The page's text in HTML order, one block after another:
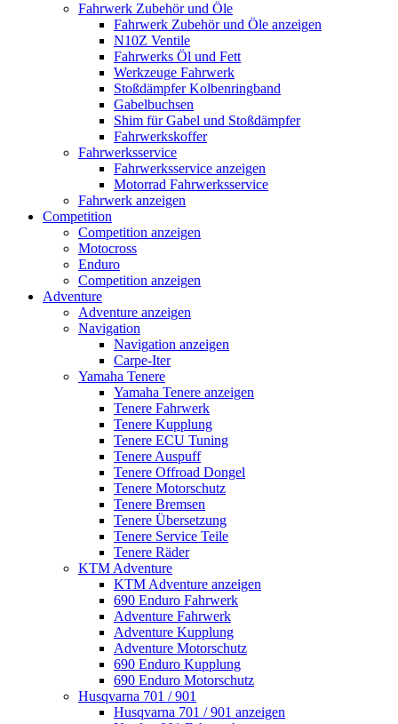
Fahrwerk Zubehör und Öle
Fahrwerk Zubehör und Öle anzeigen
N10Z Ventile
Fahrwerks Öl und Fett
Werkzeuge Fahrwerk
Stoßdämpfer Kolbenringband
Gabelbuchsen
Shim für Gabel und Stoßdämpfer
Fahrwerkskoffer
Fahrwerksservice
Fahrwerksservice anzeigen
Motorrad Fahrwerksservice
Fahrwerk anzeigen
Competition
Competition anzeigen
Motocross
Enduro
Competition anzeigen
Adventure
Adventure anzeigen
Navigation
Navigation anzeigen
Carpe-Iter
Yamaha Tenere
Yamaha Tenere anzeigen
Tenere Fahrwerk
Tenere Kupplung
Tenere ECU Tuning
Tenere Auspuff
Tenere Offroad Dongel
Tenere Motorschutz
Tenere Bremsen
Tenere Übersetzung
Tenere Service Teile
Tenere Räder
KTM Adventure
KTM Adventure anzeigen
690 Enduro Fahrwerk
Adventure Fahrwerk
Adventure Kupplung
Adventure Motorschutz
690 Enduro Kupplung
690 Enduro Motorschutz
Husqvarna 701 / 901
Husqvarna 701 / 901 anzeigen